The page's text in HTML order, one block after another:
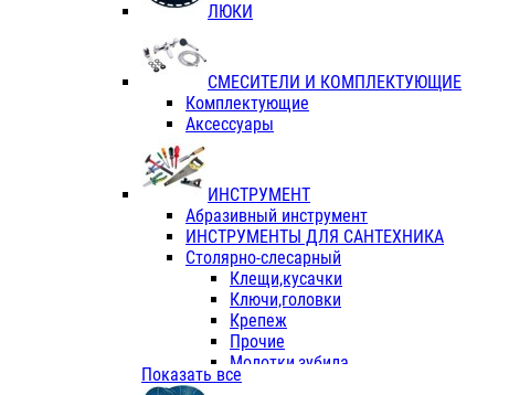
ЛЮКИ
СМЕСИТЕЛИ И КОМПЛЕКТУЮЩИЕ
Комплектующие
Аксессуары
ИНСТРУМЕНТ
Абразивный инструмент
ИНСТРУМЕНТЫ ДЛЯ САНТЕХНИКА
Столярно-слесарный
Клещи,кусачки
Ключи,головки
Крепеж
Прочие
Молотки,зубила
Пассатижи,тонкогубцы,утконосы
Показать все